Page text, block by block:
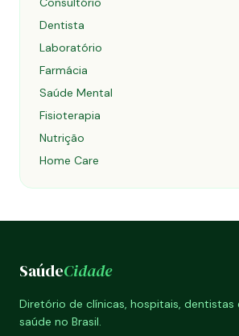
Dentista
Laboratório
Farmácia
Saúde Mental
Fisioterapia
Nutrição
Home Care
SaúdeCidade
Diretório de clínicas, hospitais, dentistas
saúde no Brasil.